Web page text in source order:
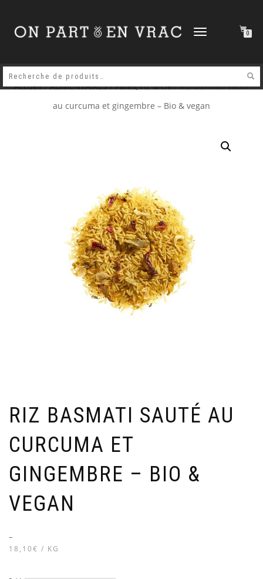
DÉPLIER
0
Accueil/ALIMENTAIRES/Pâtes, riz & cie/ Riz basmati sauté
au curcuma et gingembre – Bio & vegan
RIZ BASMATI SAUTÉ AU
CURCUMA ET
GINGEMBRE – BIO &
VEGAN
–
18,10€ / KG